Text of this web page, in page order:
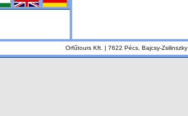
Orfűtours Kft. | 7622 Pécs, Bajcsy-